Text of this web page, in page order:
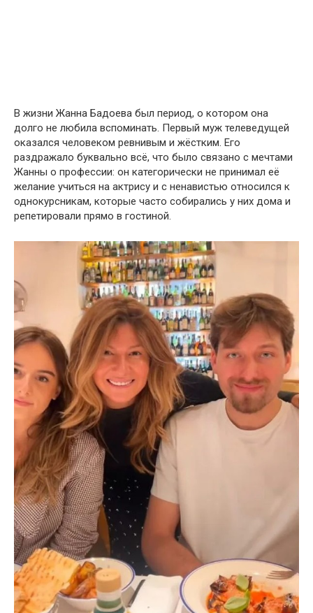
В жизни Жанна Бадоева был период, о котором она
долго не любила вспоминать. Первый муж телеведущей
оказался человеком ревнивым и жёстким. Его
раздражало буквально всё, что было связано с мечтами
Жанны о профессии: он категорически не принимал её
желание учиться на актрису и с ненавистью относился к
однокурсникам, которые часто собирались у них дома и
репетировали прямо в гостиной.